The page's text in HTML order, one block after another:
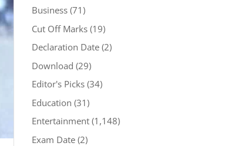
Business(71)
Cut Off Marks(19)
Declaration Date(2)
Download (29)
Editor's Picks(34)
Education (31)
Entertainment(1,148)
Exam Date(2)